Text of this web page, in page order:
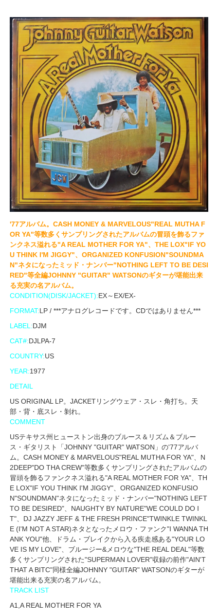
'77アルバム。CASH MONEY & MARVELOUS"REAL MUTHA F
OR YA"等数多くサンプリングされたアルバムの冒頭を飾るファ
ンクネス溢れる"A REAL MOTHER FOR YA"、THE LOX"IF YO
U THINK I'M JIGGY"、ORGANIZED KONFUSION"SOUNDMA
N"ネタになったミッド・ナンバー"NOTHING LEFT TO BE DESI
RED"等全編JOHNNY "GUITAR" WATSONのギターが堪能出来
る充実の名アルバム。
CONDITION(DISK/JACKET):EX～EX/EX-
FORMAT:LP / ***アナログレコードです。CDではありません***
LABEL:DJM
CAT#:DJLPA-7
COUNTRY:US
YEAR:1977
DETAIL
US ORIGINAL LP。JACKETリングウェア・スレ・角打ち。天
部・背・底スレ・剝れ。
COMMENT
USテキサス州ヒューストン出身のブルース＆リズム＆ブルー
ス・ギタリスト「JOHNNY "GUITAR" WATSON」の'77アルバ
ム。CASH MONEY & MARVELOUS"REAL MUTHA FOR YA"、N
2DEEP"DO THA CREW"等数多くサンプリングされたアルバムの
冒頭を飾るファンクネス溢れる"A REAL MOTHER FOR YA"、TH
E LOX"IF YOU THINK I'M JIGGY"、ORGANIZED KONFUSIO
N"SOUNDMAN"ネタになったミッド・ナンバー"NOTHING LEFT
TO BE DESIRED"、NAUGHTY BY NATURE"WE COULD DO I
T"、DJ JAZZY JEFF & THE FRESH PRINCE"TWINKLE TWINKL
E (I'M NOT A STAR)ネタとなったメロウ・ファンク"I WANNA TH
ANK YOU"他、ドラム・ブレイクから入る疾走感ある"YOUR LO
VE IS MY LOVE"、ブルージー&メロウな"THE REAL DEAL"等数
多くサンプリングされた"SUPERMAN LOVER"収録の前作"AIN'T
THAT A BITC"同様全編JOHNNY "GUITAR" WATSONのギターが
堪能出来る充実の名アルバム。
TRACK LIST
A1,A REAL MOTHER FOR YA